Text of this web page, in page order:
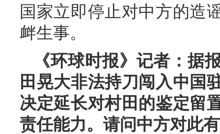
国家立即停止对中方的造
衅生事。
《环球时报》记者：据
田晃大非法持刀闯入中国
决定延长对村田的鉴定留
责任能力。请问中方对此